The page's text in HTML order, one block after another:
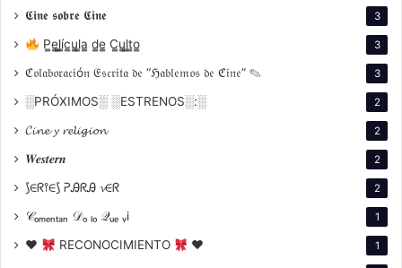
Comenzó en 1996, se formalizó en 2009 y se
mantuvo viva hasta septiembre de 2025.
Un año en la sierra de Mijas
𝕮𝖎𝖓𝖊 𝖘𝖔𝖇𝖗𝖊 𝕮𝖎𝖓𝖊 3
P̳e̳l̳í̳c̳u̳l̳a̳ d̳e̳ C̳u̳l̳t̳o̳ 3
ℭ𝔬𝔩𝔞𝔟𝔬𝔯𝔞𝔠𝔦ó𝔫 𝔈𝔰𝔠𝔯𝔦𝔱𝔞 𝔡𝔢 “ℌ𝔞𝔟𝔩𝔢𝔪𝔬𝔰 𝔡𝔢 ℭ𝔦𝔫𝔢” ✎ 3
░PRÓXIMOS░ ░ESTRENOS░:░ 2
𝓒𝓲𝓷𝓮 𝔂 𝓻𝓮𝓵𝓲𝓰𝓲𝓸𝓷 2
𝑾𝒆𝒔𝒕𝒆𝒓𝒏 2
⟆∈ᖇ⫯∈⟆ ᕈᎯᖇᎯ 𝓿∈ᖇ 2
𝒞ₒₘₑₙₜₐₙ 𝒟ₒ ₗₒ 𝒬ᵤₑ ᵥi 1
♥ RECONOCIMIENTO ♥ 1